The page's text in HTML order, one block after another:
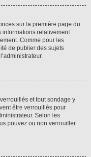
sur la première page du
relativement
Comme pour les
de publier des sujets
et tout sondage y
être verrouillés pour
Selon les
pouvez ou non verrouiller